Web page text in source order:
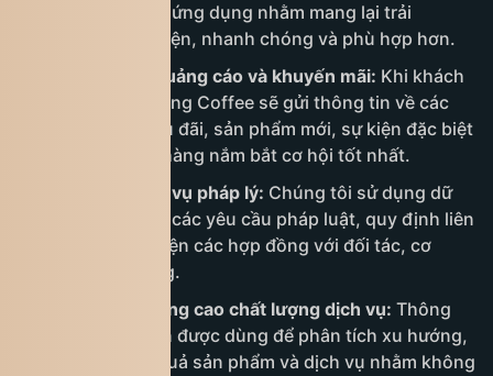
trên website và ứng dụng nhằm mang lại trải
nghiệm thuận tiện, nhanh chóng và phù hợp hơn.
Gửi thông tin quảng cáo và khuyến mãi: Khi khách
hàng đồng ý, King Coffee sẽ gửi thông tin về các
chương trình ưu đãi, sản phẩm mới, sự kiện đặc biệt
để giúp khách hàng nắm bắt cơ hội tốt nhất.
Tuân thủ nghĩa vụ pháp lý: Chúng tôi sử dụng dữ
liệu để đáp ứng các yêu cầu pháp luật, quy định liên
quan và thực hiện các hợp đồng với đối tác, cơ
quan chức năng.
Phân tích và nâng cao chất lượng dịch vụ: Thông
tin thu thập còn được dùng để phân tích xu hướng,
đánh giá hiệu quả sản phẩm và dịch vụ nhằm không